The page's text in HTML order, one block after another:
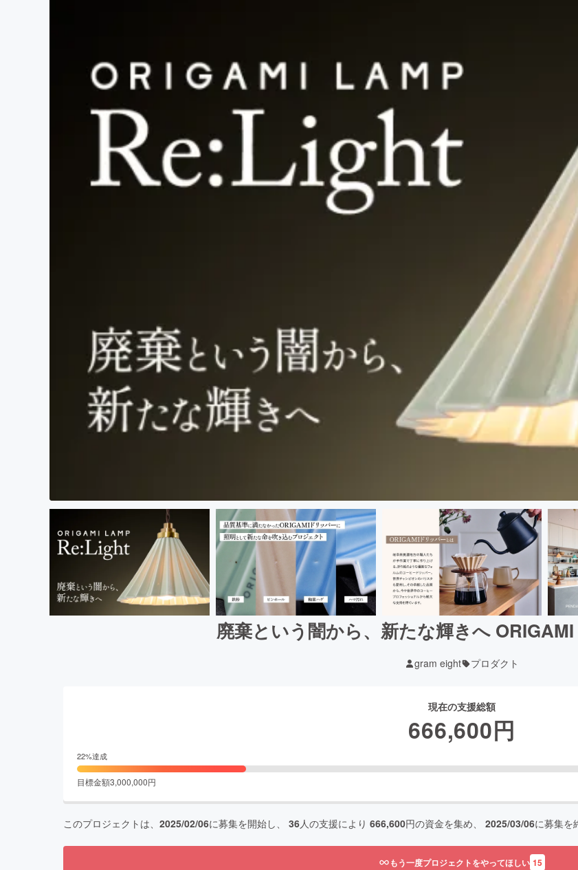
廃棄という闇から、新たな輝きへ
gram eight プロダクト
現在の支援総額
666,600円
22%達成
目標金額3,000,000円
このプロジェクトは、 2025/02/06に募集を開始し、 36人の支援により 666,600円の資金を集め、 2025/03/06に募集を
もう一度プロジェクトをやってほしい 15